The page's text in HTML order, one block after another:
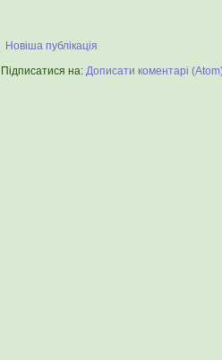
Новіша публікація
Підписатися на: Дописати коментарі